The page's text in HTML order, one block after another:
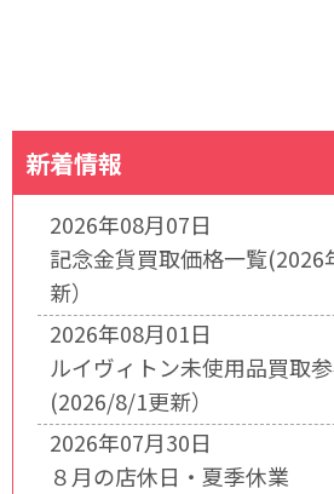
新着情報
2026年08月07日
記念金貨買取価格一覧(2026
新）
2026年08月01日
ルイヴィトン未使用品買取
(2026/8/1更新）
2026年07月30日
８月の店休日・夏季休業